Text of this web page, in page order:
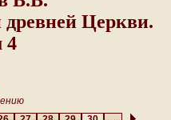
Церкви.
4